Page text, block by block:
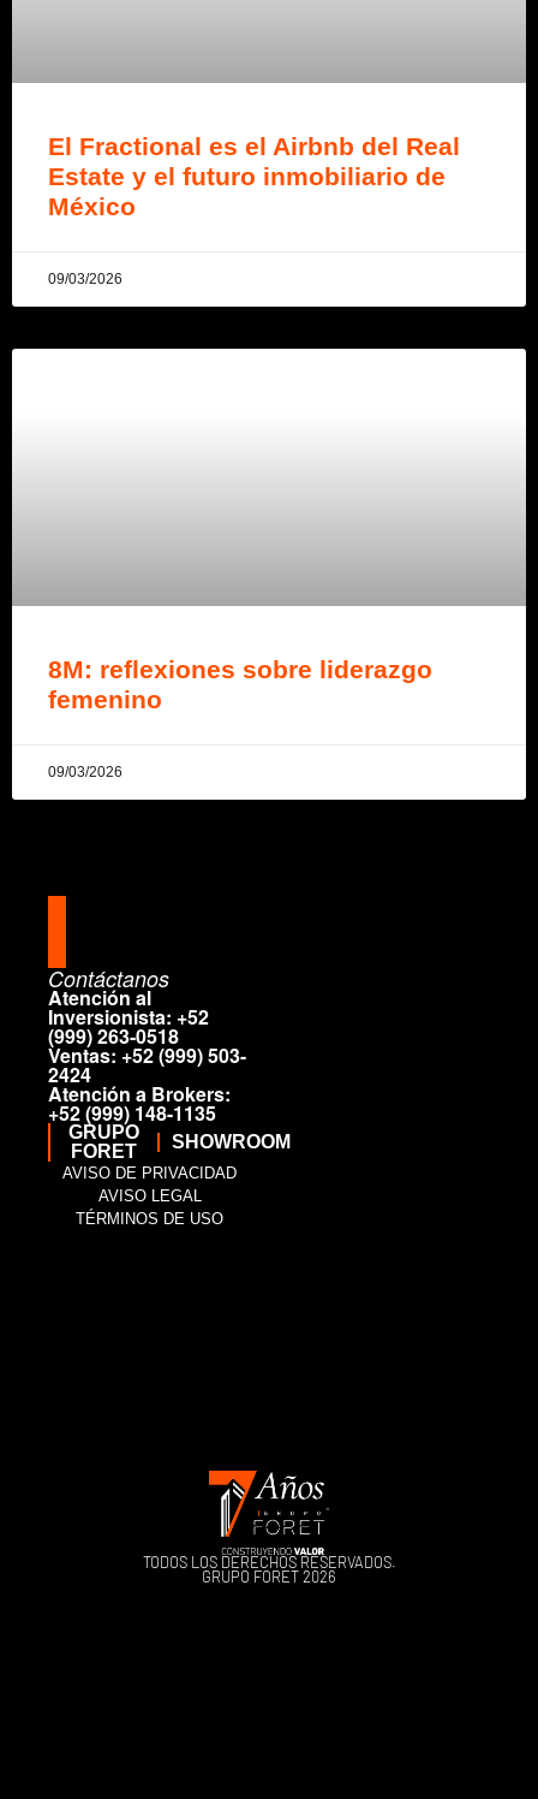
El Fractional es el Airbnb del Real
Estate y el futuro inmobiliario de
México
09/03/2026
8M: reflexiones sobre liderazgo
femenino
09/03/2026
Contáctanos
Atención al
Inversionista: +52
(999) 263-0518
Ventas: +52 (999) 503-
2424
Atención a Brokers:
+52 (999) 148-1135
GRUPO
FORET
SHOWROOM
AVISO DE PRIVACIDAD
AVISO LEGAL
TÉRMINOS DE USO
TODOS LOS DERECHOS RESERVADOS.
GRUPO FORET 2026